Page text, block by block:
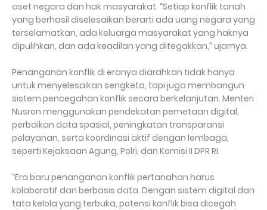
aset negara dan hak masyarakat. “Setiap konflik tanah
yang berhasil diselesaikan berarti ada uang negara yang
terselamatkan, ada keluarga masyarakat yang haknya
dipulihkan, dan ada keadilan yang ditegakkan,” ujarnya.
Penanganan konflik di eranya diarahkan tidak hanya
untuk menyelesaikan sengketa, tapi juga membangun
sistem pencegahan konflik secara berkelanjutan. Menteri
Nusron menggunakan pendekatan pemetaan digital,
perbaikan data spasial, peningkatan transparansi
pelayanan, serta koordinasi aktif dengan lembaga,
seperti Kejaksaan Agung, Polri, dan Komisi II DPR RI.
“Era baru penanganan konflik pertanahan harus
kolaboratif dan berbasis data. Dengan sistem digital dan
tata kelola yang terbuka, potensi konflik bisa dicegah